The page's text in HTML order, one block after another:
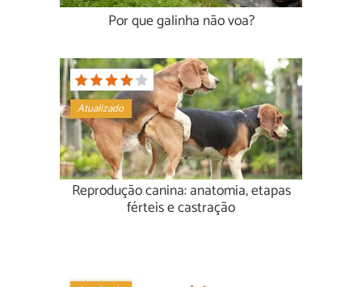
Por que galinha não voa?
Atualizado
Reprodução canina: anatomia, etapas
férteis e castração